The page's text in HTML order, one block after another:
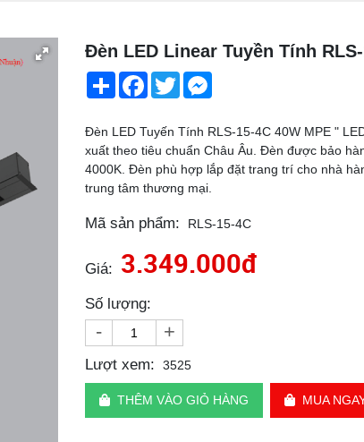
Đèn LED Linear Tuyền Tính
ShareFacebook
TwitterMessenger
Đèn LED Tuyến Tính RLS-15-4C 40W MPE "
xuất theo tiêu chuẩn Châu Âu. Đèn được bảo
4000K. Đèn phù hợp lắp đặt trang trí cho nhà
trung tâm thương mại.
Mã sản phẩm: RLS-15-4C
Giá: 3.349.000đ
Số lượng:
- +
Lượt xem: 3525
THÊM VÀO GIỎ HÀNG MUA